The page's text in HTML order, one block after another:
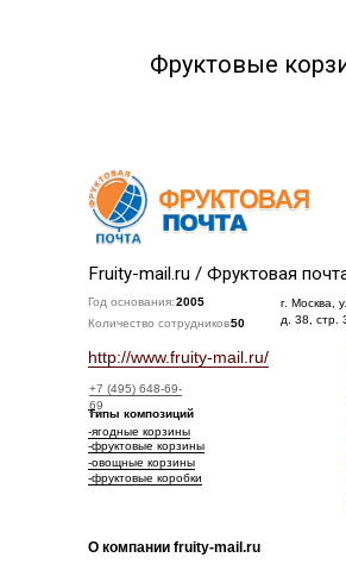
Фруктовые
г. Москва,
д. 38, стр.
О компании fruity-mail.ru
Год основания:
Количество сотрудников:
2005
50
http://www.fruity-mail.ru/
-ягодные корзины
-фруктовые корзины
-овощные корзины
-фруктовые коробки
Типы композиций
+7 (495) 648-69-
69
Fruity-mail.ru / Фруктовая